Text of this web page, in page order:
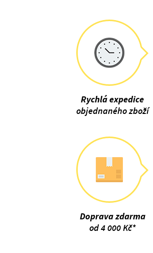
Rychlá expedice
objednaného zboží
Doprava zdarma
od 4 000 Kč*